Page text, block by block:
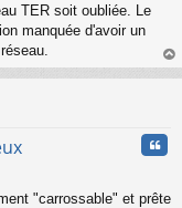
TER soit oubliée. Le
manquée d'avoir un
au
"carrossable" et prête